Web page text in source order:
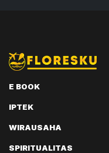
E BOOK
IPTEK
WIRAUSAHA
SPIRITUALITAS